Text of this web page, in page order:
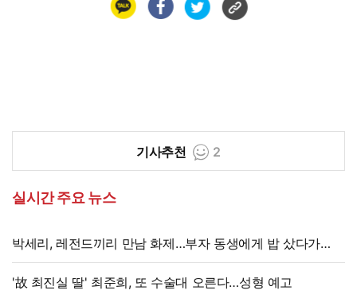
기사추천 2
실시간 주요 뉴스
박세리, 레전드끼리 만남 화제…부자 동생에게 밥 샀다가
'반전'
'故 최진실 딸' 최준희, 또 수술대 오른다…성형 예고